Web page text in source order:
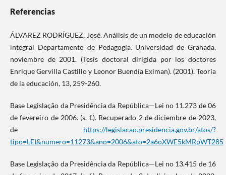
Referencias
ÁLVAREZ RODRÍGUEZ, José. Análisis de un modelo de educación
integral Departamento de Pedagogía. Universidad de Granada,
noviembre de 2001. (Tesis doctoral dirigida por los doctores
Enrique Gervilla Castillo y Leonor Buendía Eximan). (2001). Teoría
de la educación, 13, 259-260.
Base Legislação da Presidência da República—Lei no 11.273 de 06
de fevereiro de 2006. (s. f.). Recuperado 2 de diciembre de 2023,
de https://legislacao.presidencia.gov.br/atos/?
tipo=LEI&numero=11273&ano=2006&ato=2a6oXWE5kMRpWT285
Base Legislação da Presidência da República—Lei no 13.415 de 16